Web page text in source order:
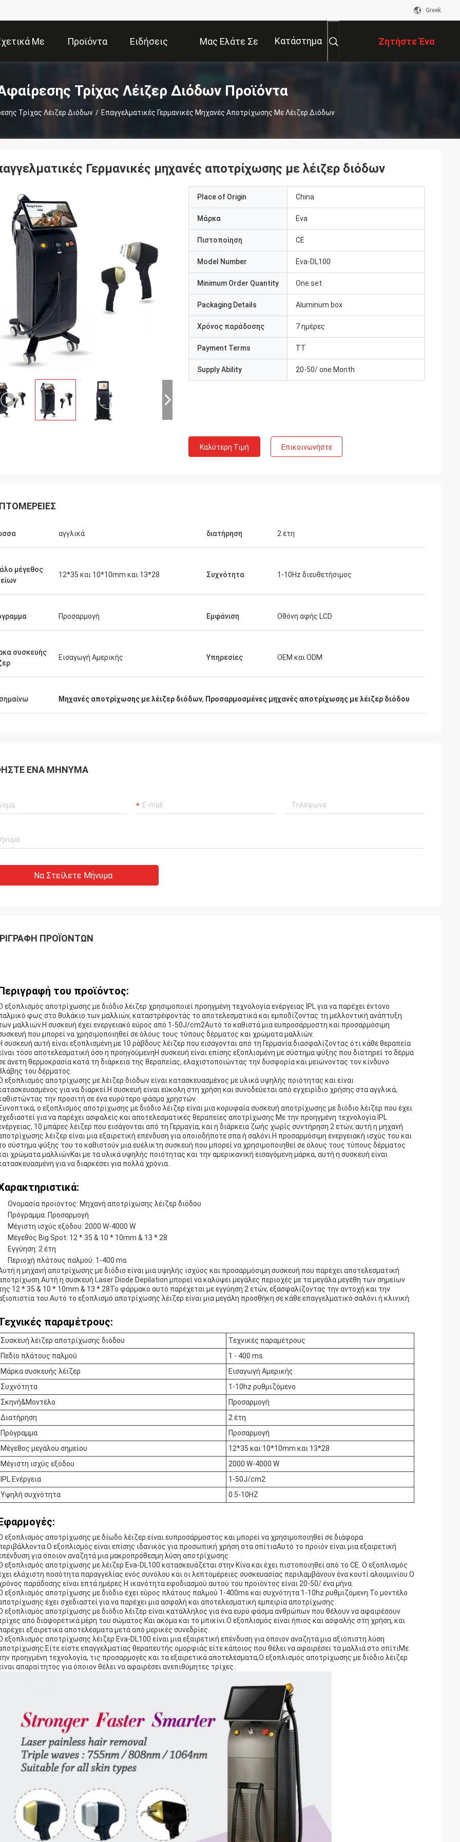
Greek
Με
Εμάς
Προϊόντα Ειδήσεις Μας Ελάτε Σε
Επαφή Με
Κατάστημα Ζητήστε Ένα
Απόσπασμα
Τρίχας Λέιζερ Διόδων Προϊόντα
Τρίχας Λέιζερ Διόδων / Επαγγελματικές Γερμανικές Μηχανές Αποτρίχωσης Με Λέιζερ Διόδων
Γερμανικές μηχανές αποτρίχωσης με λέιζερ διόδων
Place of Origin China
Μάρκα Eva
Πιστοποίηση CE
Model Number Eva-DL100
Minimum Order Quantity One set
Packaging Details Aluminum box
Χρόνος παράδοσης 7 ημέρες
Payment Terms TT
Supply Ability 20-50/ one Month
Καλύτερη Τιμή Επικοινωνήστε
αγγλικά διατήρηση 2 έτη
μέγεθος
12*35 και 10*10mm και 13*28 Συχνότητα 1-10Hz διευθετήσιμος
Προσαρμογή Εμφάνιση Οθόνη αφής LCD
συσκευής
Εισαγωγή Αμερικής Υπηρεσίες OEM και ODM
Μηχανές αποτρίχωσης με λέιζερ διόδων, Προσαρμοσμένες μηχανές αποτρίχωσης με λέιζερ διόδου
ΈΝΑ ΜΉΝΥΜΑ
Να Στείλετε Μήνυμα
ΠΡΟΪΌΝΤΩΝ
του προϊόντος:
εξοπλισμός αποτρίχωσης με διόδιο λέιζερ χρησιμοποιεί προηγμένη τεχνολογία ενέργειας IPL για να παρέχει έντονο
φως στο θυλάκιο των μαλλιών, καταστρέφοντάς το αποτελεσματικά και εμποδίζοντας τη μελλοντική ανάπτυξη
μαλλιών.Η συσκευή έχει ενεργειακό εύρος από 1-50J/cm2Αυτό το καθιστά μια ευπροσάρμοστη και προσαρμόσιμη
που μπορεί να χρησιμοποιηθεί σε όλους τους τύπους δέρματος και χρώματα μαλλιών.
συσκευή αυτή είναι εξοπλισμένη με 10 ράβδους λέιζερ που εισάγονται από τη Γερμανία.διασφαλίζοντας ότι κάθε θεραπεία
τόσο αποτελεσματική όσο η προηγούμενηΗ συσκευή είναι επίσης εξοπλισμένη με σύστημα ψύξης που διατηρεί το δέρμα
άνετη θερμοκρασία κατά τη διάρκεια της θεραπείας, ελαχιστοποιώντας την δυσφορία και μειώνοντας τον κίνδυνο
του δέρματος.
εξοπλισμός αποτρίχωσης με λέιζερ διόδων είναι κατασκευασμένος με υλικά υψηλής ποιότητας και είναι
για να διαρκεί.Η συσκευή είναι εύκολη στη χρήση και συνοδεύεται από εγχειρίδιο χρήσης στα αγγλικά,
την προσιτή σε ένα ευρύτερο φάσμα χρηστών.
ο εξοπλισμός αποτρίχωσης με διόδιο λέιζερ είναι μια κορυφαία συσκευή αποτρίχωσης με διόδιο λέιζερ που έχει
για να παρέχει ασφαλείς και αποτελεσματικές θεραπείες αποτρίχωσης.Με την προηγμένη τεχνολογία IPL
10 μπάρες λέιζερ που εισάγονται από τη Γερμανία, και η διάρκεια ζωής χωρίς συντήρηση 2 ετών, αυτή η μηχανή
λέιζερ είναι μια εξαιρετική επένδυση για οποιοδήποτε σπα ή σαλόνι.Η προσαρμόσιμη ενεργειακή ισχύς του και
σύστημα ψύξης του το καθιστούν μια ευέλικτη συσκευή που μπορεί να χρησιμοποιηθεί σε όλους τους τύπους δέρματος
χρώματα μαλλιώνΚαι με τα υλικά υψηλής ποιότητας και την αμερικανική εισαγόμενη μάρκα, αυτή η συσκευή είναι
για να διαρκέσει για πολλά χρόνια.
Ονομασία προϊόντος: Μηχανή αποτρίχωσης λέιζερ διόδου
Πρόγραμμα: Προσαρμογή
Μέγιστη ισχύς εξόδου: 2000 W-4000 W
Μέγεθος Big Spot: 12 * 35 & 10 * 10mm & 13 * 28
Εγγύηση: 2 έτη
Περιοχή πλάτους παλμού: 1-400 ms
η μηχανή αποτρίχωσης με διόδιο είναι μια υψηλής ισχύος και προσαρμόσιμη συσκευή που παρέχει αποτελεσματική
η συσκευή Laser Diode Depilation μπορεί να καλύψει μεγάλες περιοχές με τα μεγάλα μεγέθη των σημείων
12 * 35 & 10 * 10mm & 13 * 28Το φάρμακο αυτό παρέχεται με εγγύηση 2 ετών, εξασφαλίζοντας την αντοχή και την
του.Αυτό το εξοπλισμό αποτρίχωσης λέιζερ είναι μια μεγάλη προσθήκη σε κάθε επαγγελματικό σαλόνι ή κλινική.
παραμέτρους:
Συσκευή λέιζερ αποτρίχωσης διόδου
Τεχνικές παραμέτρους
Πεδίο πλάτους παλμού
1 - 400 ms
Μάρκα συσκευής λέιζερ
Εισαγωγή Αμερικής
Συχνότητα
1-10hz ρυθμιζόμενο
Σκηνή&Μοντέλο
Προσαρμογή
Διατήρηση
2 έτη
Πρόγραμμα
Προσαρμογή
Μέγεθος μεγάλου σημείου
12*35 και 10*10mm και 13*28
Μέγιστη ισχύς εξόδου
2000 W-4000 W
IPL Ενέργεια
1-50J/cm2
Υψηλή συχνότητα
0.5-10HZ
εξοπλισμός αποτρίχωσης με δίωδο λέιζερ είναι ευπροσάρμοστος και μπορεί να χρησιμοποιηθεί σε διάφορα
εξοπλισμός είναι επίσης ιδανικός για προσωπική χρήση στα σπίτιαΑυτό το προϊόν είναι μια εξαιρετική
για όποιον αναζητά μια μακροπρόθεσμη λύση αποτρίχωσης.
εξοπλισμός αποτρίχωσης με λέιζερ Eva-DL100 κατασκευάζεται στην Κίνα και έχει πιστοποιηθεί από το CE. Ο εξοπλισμός
ελάχιστη ποσότητα παραγγελίας ενός συνόλου και οι λεπτομέρειες συσκευασίας περιλαμβάνουν ένα κουτί αλουμινίου.Ο
παράδοσης είναι επτά ημέρες.Η ικανότητα εφοδιασμού αυτού του προϊόντος είναι 20-50/ ένα μήνα.
εξοπλισμός αποτρίχωσης με διόδιο έχει εύρος πλάτους παλμού 1-400ms και συχνότητα 1-10hz ρυθμιζόμενη.Το μοντέλο
έχει σχεδιαστεί για να παρέχει μια ασφαλή και αποτελεσματική εμπειρία αποτρίχωσης.
εξοπλισμός αποτρίχωσης με διόδιο λέιζερ είναι κατάλληλος για ένα ευρύ φάσμα ανθρώπων που θέλουν να αφαιρέσουν
από διαφορετικά μέρη του σώματος.Και ακόμα και το μπικίνι.Ο εξοπλισμός είναι ήπιος και ασφαλής στη χρήση, και
εξαιρετικά αποτελέσματα μετά από μερικές συνεδρίες.
εξοπλισμός αποτρίχωσης λέιζερ Eva-DL100 είναι μια εξαιρετική επένδυση για όποιον αναζητά μια αξιόπιστη λύση
είστε επαγγελματίας θεραπευτής ομορφιάς είτε κάποιος που θέλει να αφαιρέσει τα μαλλιά στο σπίτιΜε
προηγμένη τεχνολογία, τις προσαρμογές και τα εξαιρετικά αποτελέσματα,Ο εξοπλισμός αποτρίχωσης με διόδιο λέιζερ
απαραίτητος για όποιον θέλει να αφαιρέσει ανεπιθύμητες τρίχες..